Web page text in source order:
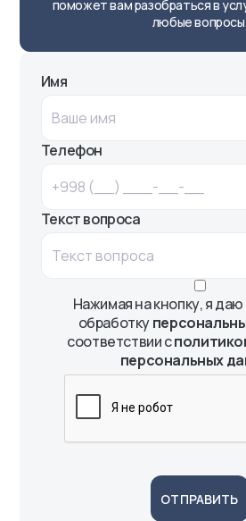
поможет вам разобраться в
любые вопросы.
Имя
Телефон
Текст вопроса
Нажимая на кнопку, я
обработку
соответствии с
персональных
ОТПРАВИТЬ